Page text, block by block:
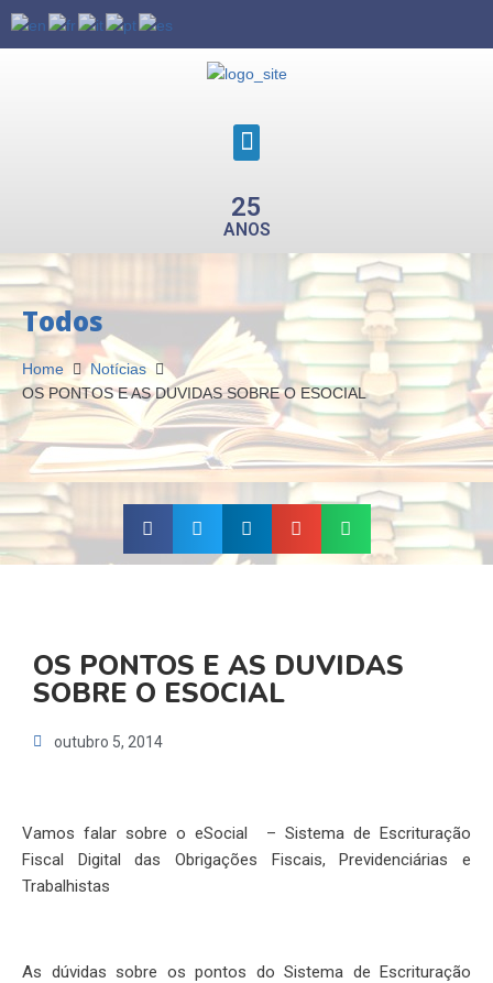
25
ANOS
Todos
Home
Notícias
OS PONTOS E AS DUVIDAS SOBRE O ESOCIAL
OS PONTOS E AS DUVIDAS
SOBRE O ESOCIAL
outubro 5, 2014
Vamos falar sobre o eSocial – Sistema de Escrituração
Fiscal Digital das Obrigações Fiscais, Previdenciárias e
Trabalhistas
As dúvidas sobre os pontos do Sistema de Escrituração